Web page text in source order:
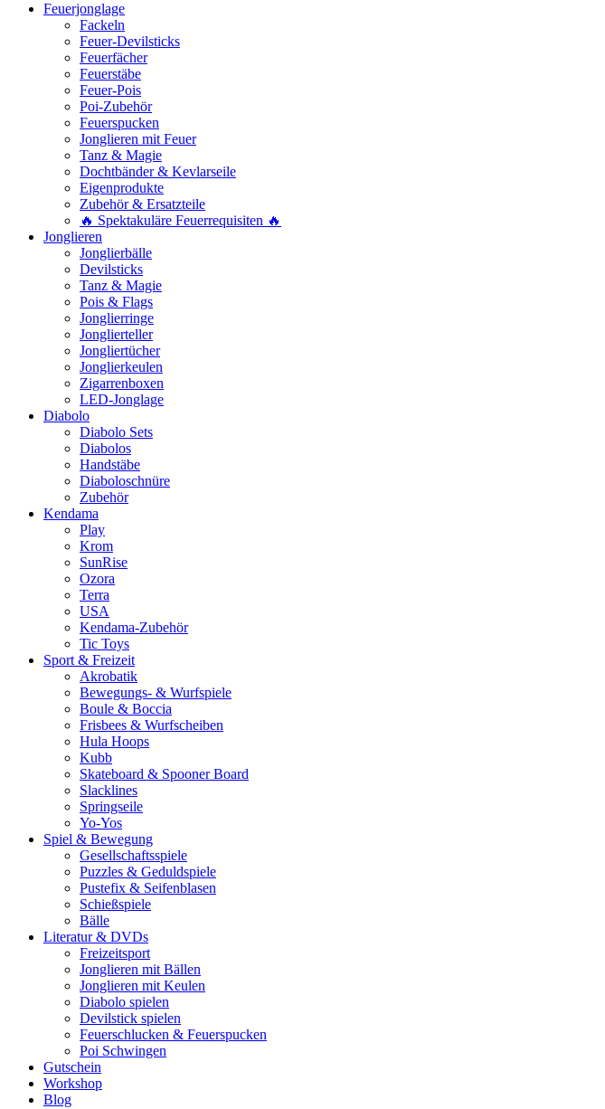
Feuerjonglage
Fackeln
Feuer-Devilsticks
Feuerfächer
Feuerstäbe
Feuer-Pois
Poi-Zubehör
Feuerspucken
Jonglieren mit Feuer
Tanz & Magie
Dochtbänder & Kevlarseile
Eigenprodukte
Zubehör & Ersatzteile
🔥 Spektakuläre Feuerrequisiten 🔥
Jonglieren
Jonglierbälle
Devilsticks
Tanz & Magie
Pois & Flags
Jonglierringe
Jonglierteller
Jongliertücher
Jonglierkeulen
Zigarrenboxen
LED-Jonglage
Diabolo
Diabolo Sets
Diabolos
Handstäbe
Diaboloschnüre
Zubehör
Kendama
Play
Krom
SunRise
Ozora
Terra
USA
Kendama-Zubehör
Tic Toys
Sport & Freizeit
Akrobatik
Bewegungs- & Wurfspiele
Boule & Boccia
Frisbees & Wurfscheiben
Hula Hoops
Kubb
Skateboard & Spooner Board
Slacklines
Springseile
Yo-Yos
Spiel & Bewegung
Gesellschaftsspiele
Puzzles & Geduldspiele
Pustefix & Seifenblasen
Schießspiele
Bälle
Literatur & DVDs
Freizeitsport
Jonglieren mit Bällen
Jonglieren mit Keulen
Diabolo spielen
Devilstick spielen
Feuerschlucken & Feuerspucken
Poi Schwingen
Gutschein
Workshop
Blog